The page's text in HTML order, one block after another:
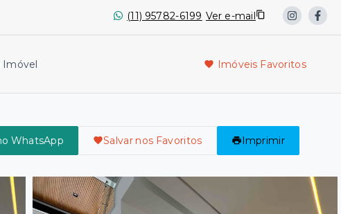
(11) 95782-6199 Ver e-mail
Imóvel Imóveis Favoritos
WhatsApp Salvar nos Favoritos Imprimir